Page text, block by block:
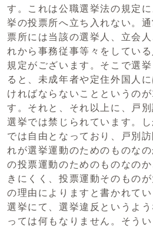
す。これは公職選挙法の規定
挙の投票所へ立ち入れない。
票所には当該の選挙人、立会
れから事務従事等々をしてい
規定がございます。そこで選
ると、未成年者や定住外国人
ければならないことというの
す。それと、それ以上に、戸
選挙では禁じられています。
では自由となっており、戸別
れが選挙運動のためのものな
の投票運動のためのものなの
きにくく、投票運動そのもの
の理由によりますと書かれて
選挙にて、選挙違反というよ
っては何もなりません。そう